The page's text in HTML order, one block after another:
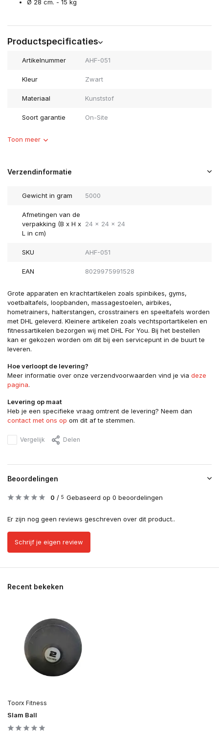
Ø 28 cm. - 15 kg
Productspecificaties
Artikelnummer AHF-051
Kleur Zwart
Materiaal Kunststof
Soort garantie On-Site
Toon meer
Verzendinformatie
Gewicht in gram 5000
Afmetingen van de
verpakking (B x H x
L in cm)
24 x 24 x 24
SKU AHF-051
EAN 8029975991528
Grote apparaten en krachtartikelen zoals spinbikes, gyms,
voetbaltafels, loopbanden, massagestoelen, airbikes,
hometrainers, halterstangen, crosstrainers en speeltafels worden
met DHL geleverd. Kleinere artikelen zoals vechtsportartikelen en
fitnessartikelen bezorgen wij met DHL For You. Bij het bestellen
kan er gekozen worden om dit bij een servicepunt in de buurt te
leveren.
Hoe verloopt de levering?
Meer informatie over onze verzendvoorwaarden vind je via deze
pagina.
Levering op maat
Heb je een specifieke vraag omtrent de levering? Neem dan
contact met ons op om dit af te stemmen.
Vergelijk Delen
Beoordelingen
0 / 5 Gebaseerd op 0 beoordelingen
Er zijn nog geen reviews geschreven over dit product..
Schrijf je eigen review
Recent bekeken
Toorx Fitness
Slam Ball